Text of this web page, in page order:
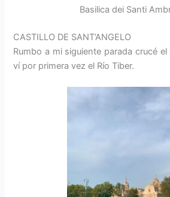
Basilica dei Santi
CASTILLO DE SANT’ANGELO
Rumbo a mi siguiente parada crucé
ví por primera vez el Río Tiber.